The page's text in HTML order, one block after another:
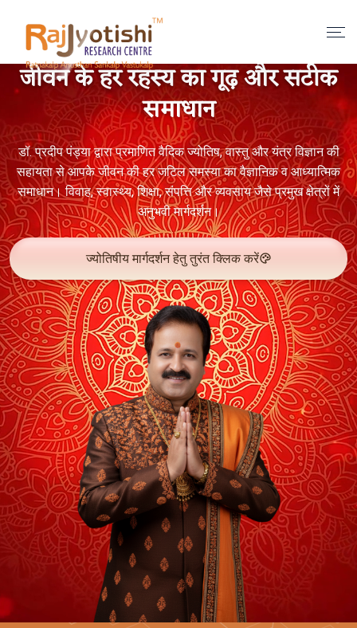
जीवन के हर रहस्य का गूढ़ और सटीक
समाधान
डॉ. प्रदीप पंड्या द्वारा प्रमाणित वैदिक ज्योतिष, वास्तु और यंत्र विज्ञान की
सहायता से आपके जीवन की हर जटिल समस्या का वैज्ञानिक व आध्यात्मिक
समाधान। विवाह, स्वास्थ्य, शिक्षा, संपत्ति और व्यवसाय जैसे प्रमुख क्षेत्रों में
अनुभवी मार्गदर्शन।
ज्योतिषीय मार्गदर्शन हेतु तुरंत क्लिक करें